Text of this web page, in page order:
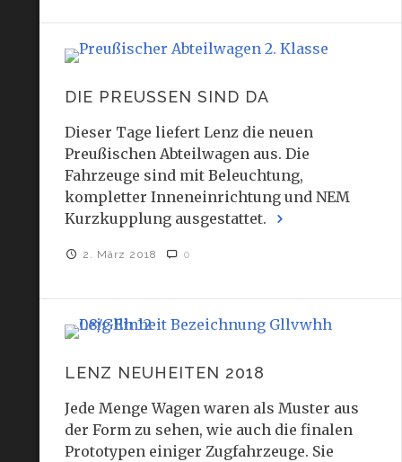
DIE PREUSSEN SIND DA
Dieser Tage liefert Lenz die neuen
Preußischen Abteilwagen aus. Die
Fahrzeuge sind mit Beleuchtung,
kompletter Inneneinrichtung und NEM
Kurzkupplung ausgestattet.
2. März 2018 0
LENZ NEUHEITEN 2018
Jede Menge Wagen waren als Muster aus
der Form zu sehen, wie auch die finalen
Prototypen einiger Zugfahrzeuge. Sie